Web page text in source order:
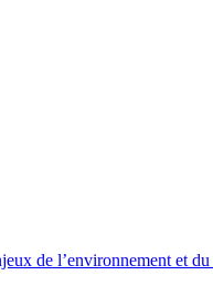
de l’environnement et